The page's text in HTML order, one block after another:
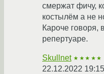
смержат фичу,
костылём а не
Кароче говоря,
репертуаре.
Skullnet ★★★★★
22.12.2022